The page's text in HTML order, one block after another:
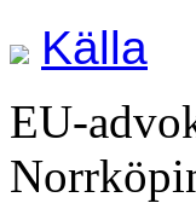
Källa
EU-